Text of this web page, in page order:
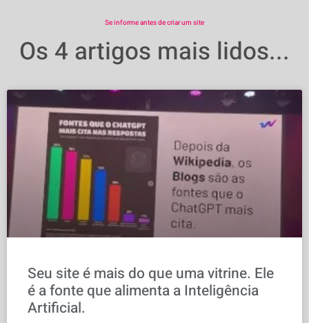
Se informe antes de criar um site
Os 4 artigos mais lidos...
Seu site é mais do que uma vitrine. Ele
é a fonte que alimenta a Inteligência
Artificial.